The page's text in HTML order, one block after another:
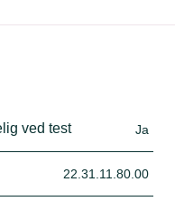
ved test Ja
22.31.11.80.00